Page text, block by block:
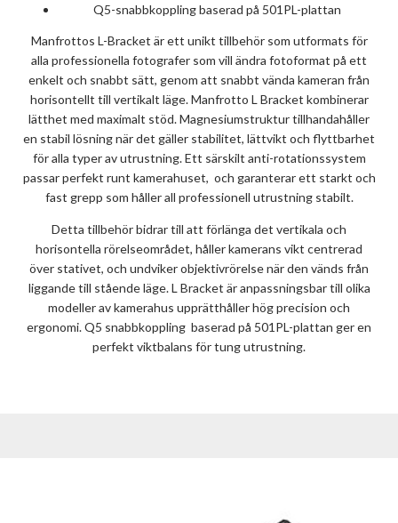
Q5-snabbkoppling baserad på 501PL-plattan
Manfrottos L-Bracket är ett unikt tillbehör som utformats för
alla professionella fotografer som vill ändra fotoformat på ett
enkelt och snabbt sätt, genom att snabbt vända kameran från
horisontellt till vertikalt läge. Manfrotto L Bracket kombinerar
lätthet med maximalt stöd. Magnesiumstruktur tillhandahåller
en stabil lösning när det gäller stabilitet, lättvikt och flyttbarhet
för alla typer av utrustning. Ett särskilt anti-rotationssystem
passar perfekt runt kamerahuset, och garanterar ett starkt och
fast grepp som håller all professionell utrustning stabilt.
Detta tillbehör bidrar till att förlänga det vertikala och
horisontella rörelseområdet, håller kamerans vikt centrerad
över stativet, och undviker objektivrörelse när den vänds från
liggande till stående läge. L Bracket är anpassningsbar till olika
modeller av kamerahus upprätthåller hög precision och
ergonomi. Q5 snabbkoppling baserad på 501PL-plattan ger en
perfekt viktbalans för tung utrustning.